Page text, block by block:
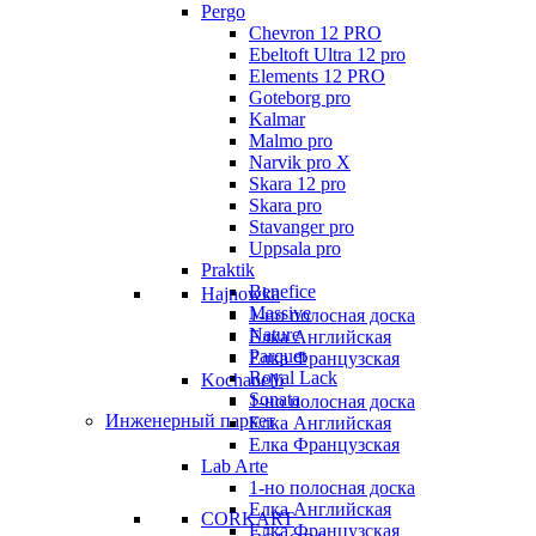
Pergo
Chevron 12 PRO
Ebeltoft Ultra 12 pro
Elements 12 PRO
Goteborg pro
Kalmar
Malmo pro
Narvik pro X
Skara 12 pro
Skara pro
Stavanger pro
Uppsala pro
Praktik
Benefice
Massive
Nature
Parquet
Royal Lack
Sonata
Инженерный паркет
Hajnowka
1-но полосная доска
Елка Английская
Елка Французская
Kochanelli
1-но полосная доска
Елка Английская
Елка Французская
Lab Arte
1-но полосная доска
Елка Английская
Елка Французская
CORKART